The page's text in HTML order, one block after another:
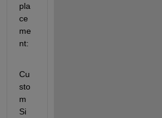
pla
ce
me
nt:
Cu
sto
m
Si